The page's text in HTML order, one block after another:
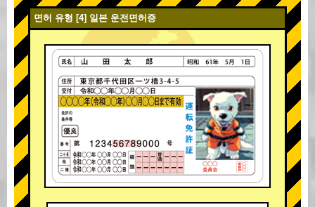
면허 유형 [4] 일본 운전면허증